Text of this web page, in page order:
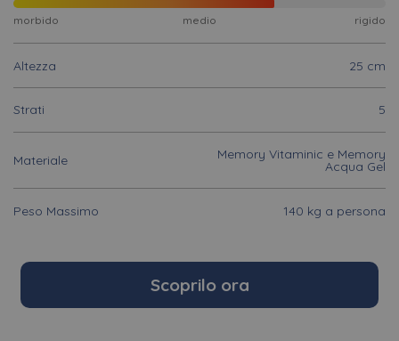
morbido medio rigido
Altezza 25 cm
Strati 5
Materiale Memory Vitaminic e Memory
Acqua Gel
Peso Massimo 140 kg a persona
Scoprilo ora